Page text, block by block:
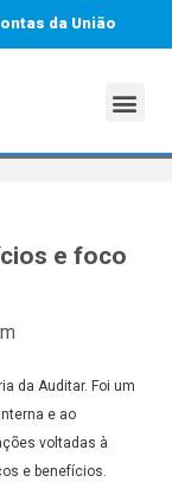
da União
e foco
da Auditar. Foi um
e ao
voltadas à
e benefícios.